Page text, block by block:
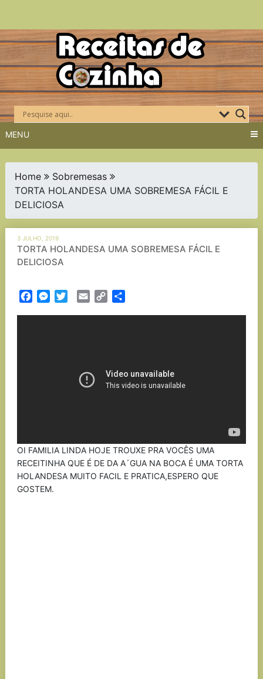
Skip
to
content
MENU
Home
Sobremesas
TORTA HOLANDESA UMA SOBREMESA FÁCIL E
DELICIOSA
3 JULHO, 2019
TORTA HOLANDESA UMA SOBREMESA FÁCIL E
DELICIOSA
FacebookMessenger
TwitterEmail Copy
OI FAMILIA LINDA HOJE TROUXE PRA VOCÊS UMA
RECEITINHA QUE É DE DA A´GUA NA BOCA É UMA TORTA
HOLANDESA MUITO FACIL E PRATICA,ESPERO QUE
GOSTEM.